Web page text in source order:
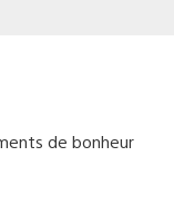
de bonheur